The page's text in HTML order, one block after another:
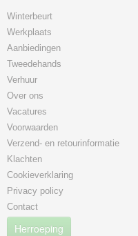
Winterbeurt
Werkplaats
Aanbiedingen
Tweedehands
Verhuur
Over ons
Vacatures
Voorwaarden
Verzend- en retourinformatie
Klachten
Cookieverklaring
Privacy policy
Contact
Herroeping